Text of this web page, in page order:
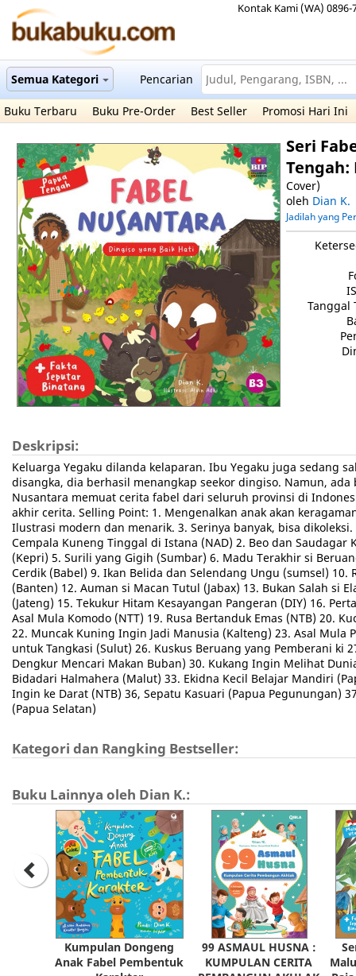
Kontak Kami (WA) 0896-
Semua Kategori Pencarian
Buku Terbaru Buku Pre-Order Best Seller Promosi Hari Ini
Seri
Tengah:
Cover)
oleh Dian K.
Jadilah yang
Tanggal
Deskripsi:
Keluarga Yegaku dilanda kelaparan. Ibu Yegaku juga sedang
disangka, dia berhasil menangkap seekor dingiso. Namun,
Nusantara memuat cerita fabel dari seluruh provinsi di
akhir cerita. Selling Point: 1. Mengenalkan anak akan
Ilustrasi modern dan menarik. 3. Serinya banyak, bisa
Cempala Kuneng Tinggal di Istana (NAD) 2. Beo dan
(Kepri) 5. Surili yang Gigih (Sumbar) 6. Madu Terakhir si
Cerdik (Babel) 9. Ikan Belida dan Selendang Ungu (sumsel) 10.
(Banten) 12. Auman si Macan Tutul (Jabax) 13. Bukan Salah si
(Jateng) 15. Tekukur Hitam Kesayangan Pangeran (DIY) 16.
Asal Mula Komodo (NTT) 19. Rusa Bertanduk Emas (NTB) 20.
22. Muncak Kuning Ingin Jadi Manusia (Kalteng) 23. Asal Mula
untuk Tangkasi (Sulut) 26. Kuskus Beruang yang Pemberani ki
Dengkur Mencari Makan Buban) 30. Kukang Ingin Melihat
Bidadari Halmahera (Malut) 33. Ekidna Kecil Belajar Mandiri
Ingin ke Darat (NTB) 36, Sepatu Kasuari (Papua Pegunungan)
(Papua Selatan)
Kategori dan Rangking Bestseller:
Buku Lainnya oleh Dian K.:
Kumpulan Dongeng
Anak Fabel Pembentuk
99 ASMAUL HUSNA :
KUMPULAN CERITA